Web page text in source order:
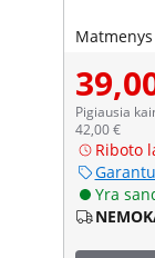
Matmenys
Pigiausia
42,00 €
Riboto
Yra